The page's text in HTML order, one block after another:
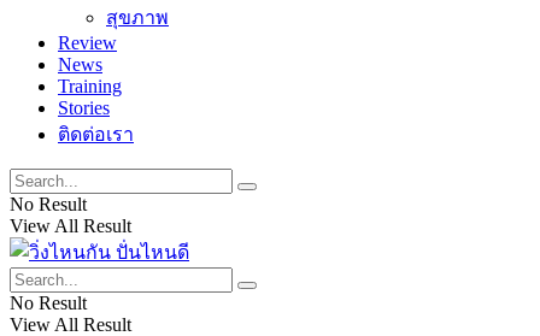
สุขภาพ
Review
News
Training
Stories
ติดต่อเรา
No Result
View All Result
No Result
View All Result